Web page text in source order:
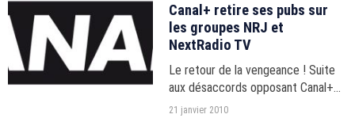
Canal+ retire ses pubs sur
les groupes NRJ et
NextRadio TV
Le retour de la vengeance ! Suite
aux désaccords opposant Canal+
aux groupes NRJ et NextRadioTV,
21 janvier 2010